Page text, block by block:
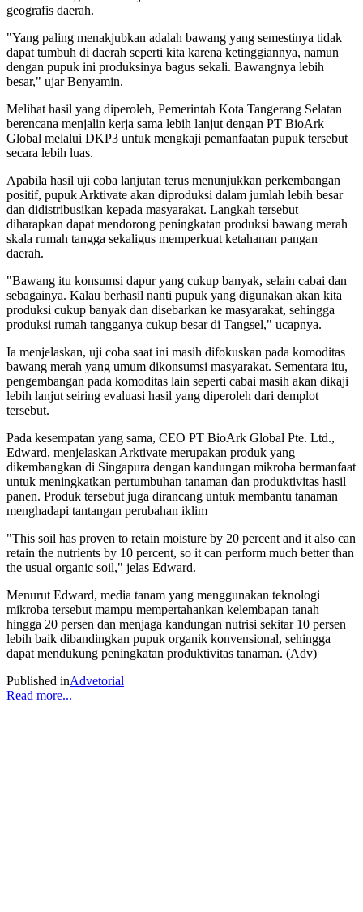
geografis daerah.
"Yang paling menakjubkan adalah bawang yang semestinya tidak
dapat tumbuh di daerah seperti kita karena ketinggiannya, namun
dengan pupuk ini produksinya bagus sekali. Bawangnya lebih
besar," ujar Benyamin.
Melihat hasil yang diperoleh, Pemerintah Kota Tangerang Selatan
berencana menjalin kerja sama lebih lanjut dengan PT BioArk
Global melalui DKP3 untuk mengkaji pemanfaatan pupuk tersebut
secara lebih luas.
Apabila hasil uji coba lanjutan terus menunjukkan perkembangan
positif, pupuk Arktivate akan diproduksi dalam jumlah lebih besar
dan didistribusikan kepada masyarakat. Langkah tersebut
diharapkan dapat mendorong peningkatan produksi bawang merah
skala rumah tangga sekaligus memperkuat ketahanan pangan
daerah.
"Bawang itu konsumsi dapur yang cukup banyak, selain cabai dan
sebagainya. Kalau berhasil nanti pupuk yang digunakan akan kita
produksi cukup banyak dan disebarkan ke masyarakat, sehingga
produksi rumah tangganya cukup besar di Tangsel," ucapnya.
Ia menjelaskan, uji coba saat ini masih difokuskan pada komoditas
bawang merah yang umum dikonsumsi masyarakat. Sementara itu,
pengembangan pada komoditas lain seperti cabai masih akan dikaji
lebih lanjut seiring evaluasi hasil yang diperoleh dari demplot
tersebut.
Pada kesempatan yang sama, CEO PT BioArk Global Pte. Ltd.,
Edward, menjelaskan Arktivate merupakan produk yang
dikembangkan di Singapura dengan kandungan mikroba bermanfaat
untuk meningkatkan pertumbuhan tanaman dan produktivitas hasil
panen. Produk tersebut juga dirancang untuk membantu tanaman
menghadapi tantangan perubahan iklim
"This soil has proven to retain moisture by 20 percent and it also can
retain the nutrients by 10 percent, so it can perform much better than
the usual organic soil," jelas Edward.
Menurut Edward, media tanam yang menggunakan teknologi
mikroba tersebut mampu mempertahankan kelembapan tanah
hingga 20 persen dan menjaga kandungan nutrisi sekitar 10 persen
lebih baik dibandingkan pupuk organik konvensional, sehingga
dapat mendukung peningkatan produktivitas tanaman. (Adv)
Published inAdvetorial
Read more...